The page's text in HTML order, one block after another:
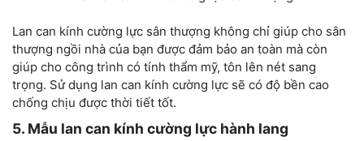
Lan can kính cường lực sân thượng không chỉ giúp cho sân
thượng ngồi nhà của bạn được đảm bảo an toàn mà còn
giúp cho công trình có tính thẩm mỹ, tôn lên nét sang
trọng. Sử dụng lan can kính cường lực sẽ có độ bền cao
chống chịu được thời tiết tốt.
5. Mẫu lan can kính cường lực hành lang